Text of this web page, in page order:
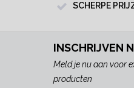
SCHERPE
INSCHRIJVEN
Meld je nu aan voor
producten